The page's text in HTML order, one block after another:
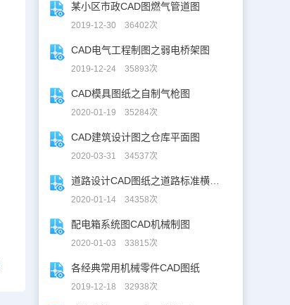
某小区市政CAD图燃气管道图
2019-12-30 36402次
CAD电气工程制图之弱电桥架图
2019-12-24 35893次
CAD模具图纸之自制气枪图
2020-01-19 35284次
CAD建筑设计图之仓库平面图
2020-03-31 34537次
2020-01-14 34358次
配电箱系统图CAD机械制图
2020-01-03 33815次
各经典常用机械零件CAD图纸
2019-12-18 32938次